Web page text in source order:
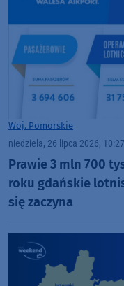
Woj. Pomorskie
niedziela, 26 lipca 2026, 10:27
Prawie 3 mln 700
roku gdańskie
się zaczyna